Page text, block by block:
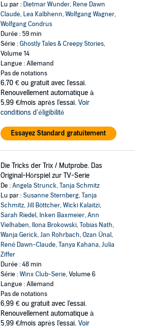
Lu par : Dietmar Wunder, Rene Dawn
Claude, Lea Kalbhenn,Wolfgang Wagner,
Wolfgang Condrus
Durée : 59 min
Série :Ghostly Tales & Creepy Stories,
Volume 14
Langue : Allemand
Pas de notations
6,70 € ou gratuit avec l'essai.
Renouvellement automatique à
5,99 €/mois après l'essai. Voir
conditions d'éligibilité
Essayez Standard gratuitement
Die Tricks der Trix / Mutprobe. Das
Original-Hörspiel zur TV-Serie
De :Angela Strunck,Tanja Schmitz
Lu par :Susanne Sternberg,Tanja
Schmitz,Jill Böttcher,Wicki Kalaitzi,
Sarah Riedel, Inken Baxmeier,Ann
Vielhaben, Ilona Brokowski,Tobias Nath,
Wanja Gerick,Jan Rohrbach,Ozan Ünal,
René Dawn-Claude,Tanya Kahana,Julia
Ziffer
Durée : 48 min
Série :Winx Club-Serie, Volume 6
Langue : Allemand
Pas de notations
6,99 € ou gratuit avec l'essai.
Renouvellement automatique à
5,99 €/mois après l'essai. Voir